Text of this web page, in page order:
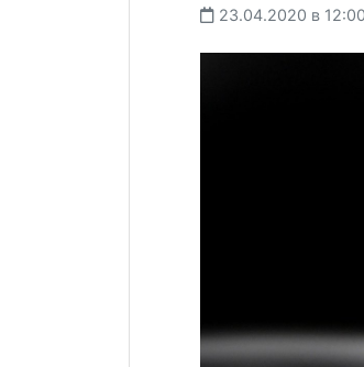
23.04.2020 в 12:00